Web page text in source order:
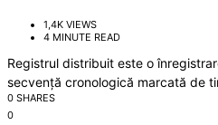
1,4K VIEWS
4 MINUTE READ
Registrul distribuit este o
secvență cronologică marcată de
0 SHARES
0